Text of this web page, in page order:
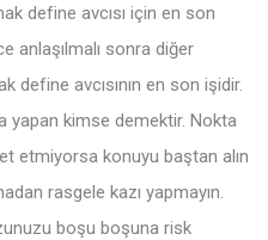
define avcısı için en son
anlaşılmalı sonra diğer
define avcısının en son işidir.
yapan kimse demektir. Nokta
etmiyorsa konuyu baştan alın
rasgele kazı yapmayın.
boşu boşuna risk